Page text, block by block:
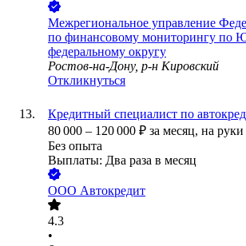
Межрегиональное управление
по финансовому мониторингу по
федеральному округу
Ростов-на-Дону, р-н Кировский
Откликнуться
Кредитный специалист по
80 000 – 120 000 ₽ за месяц, на руки
Без опыта
Выплаты: Два раза в месяц
ООО Автокредит
4.3
•